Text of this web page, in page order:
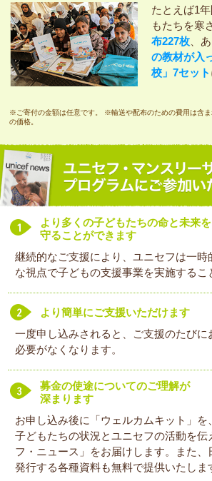
たとえば1
もたちを寒
布227枚 、
の教材が入
校」7セット
※ご寄付の金額は任意です。 ※輸送や配布のための費用は含
の価格。
より多くの子どもたちの命と未来を
守ることができます
継続的なご支援により、ユニセフは一時
な視点で子どもの支援事業を実施するこ
より簡単にご支援いただけます
一度申し込みされると、ご支援のたびに
必要がなくなります。
募金の使途についてのご理解が
深まります
お申し込み後に「ウェルカムキット」を
子どもたちの状況とユニセフの活動を伝
フ・ニュース」をお届けします。また、
発行する各種資料も無料で提供いたしま